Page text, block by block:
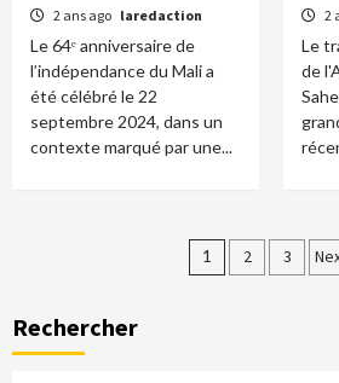
2 ans ago laredaction
Le 64ᵉ anniversaire de
l’indépendance du Mali a
été célébré le 22
septembre 2024, dans un
contexte marqué par une...
2
Le
de
1 2 3
Rechercher